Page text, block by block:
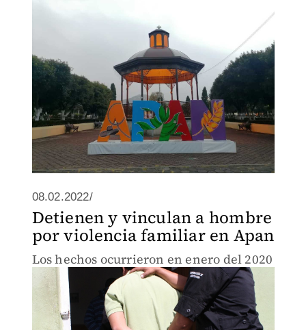
08.02.2022/
Detienen y vinculan a hombre
por violencia familiar en Apan
Los hechos ocurrieron en enero del 2020